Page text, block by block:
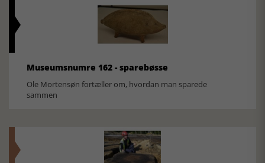
Museumsnumre 162 - sparebøsse
Ole Mortensøn fortæller om, hvordan man sparede
sammen